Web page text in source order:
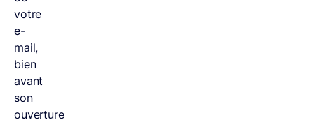
votre
e-
mail,
bien
avant
son
ouverture